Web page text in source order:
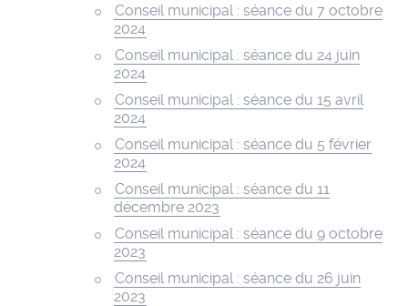
Conseil municipal : séance du 7 octobre
2024
Conseil municipal : séance du 24 juin
2024
Conseil municipal : séance du 15 avril
2024
Conseil municipal : séance du 5 février
2024
Conseil municipal : séance du 11
décembre 2023
Conseil municipal : séance du 9 octobre
2023
Conseil municipal : séance du 26 juin
2023